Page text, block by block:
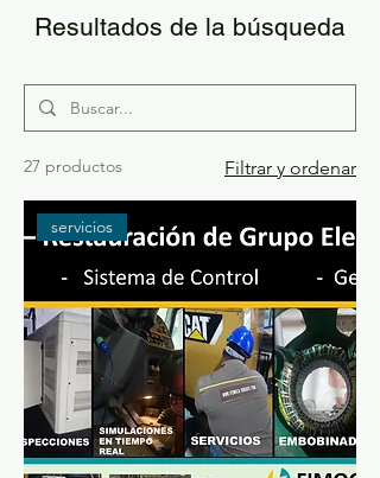
Resultados de la búsqueda
27 productos Filtrar y ordenar
servicios